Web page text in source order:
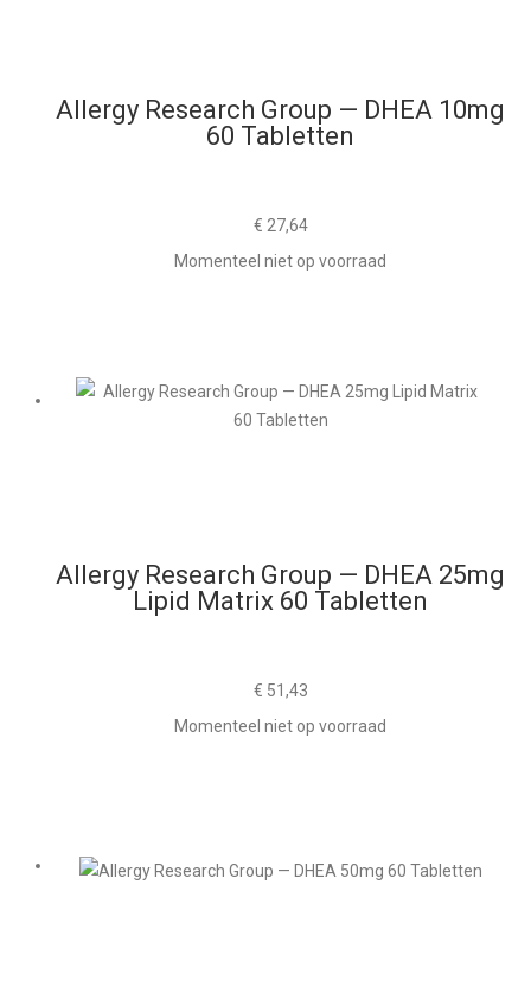
Allergy Research Group — DHEA 10mg
60 Tabletten
€ 27,64
Momenteel niet op voorraad
Allergy Research Group — DHEA 25mg
Lipid Matrix 60 Tabletten
€ 51,43
Momenteel niet op voorraad